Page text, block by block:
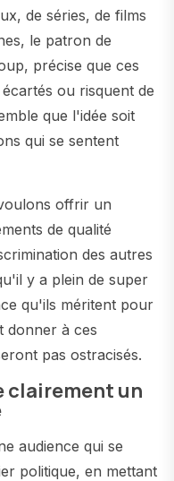
de séries, de films
le patron de
précise que ces
ou risquent de
que l'idée soit
qui se sentent
offrir un
de qualité
des autres
y a plein de super
qu'ils méritent pour
donner à ces
pas ostracisés.
clairement un
audience qui se
politique, en mettant